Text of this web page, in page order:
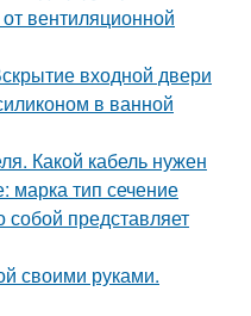
вентиляционной
входной двери
в ванной
Какой кабель нужен
марка тип сечение
представляет
своими руками.